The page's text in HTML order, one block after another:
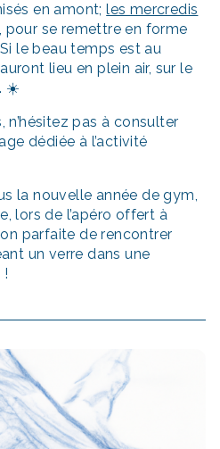
en amont;les mercredis
, pour se remettre en forme
le beau temps est au
lieu en plein air, sur le
☀️
n’hésitez pas à consulter
dédiée à l’activité
la nouvelle année de gym,
lors de l’apéro offert à
parfaite de rencontrer
un verre dans une
!